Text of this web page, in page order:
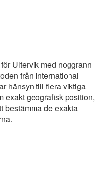
Ultervik med noggrann
från International
hänsyn till flera viktiga
exakt geografisk position,
bestämma de exakta